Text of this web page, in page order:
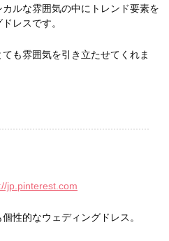
ルな雰囲気の中にトレンド要素を
レスです。
も雰囲気を引き立たせてくれま
jp.pinterest.com
性的なウェディングドレス。